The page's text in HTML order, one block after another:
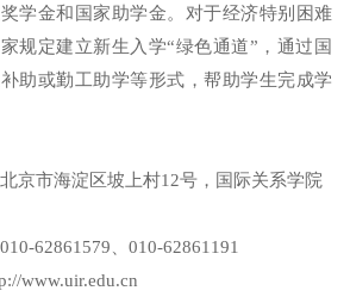
学金和国家助学金。对于经济特别困难
规定建立新生入学“绿色通道”，通过国
助或勤工助学等形式，帮助学生完成学
京市海淀区坡上村12号，国际关系学院
62861579、010-62861191
www.uir.edu.cn